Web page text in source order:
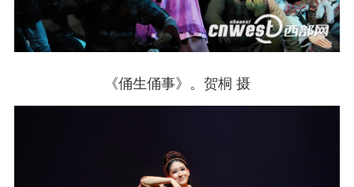
《俑生俑事》。贺桐 摄